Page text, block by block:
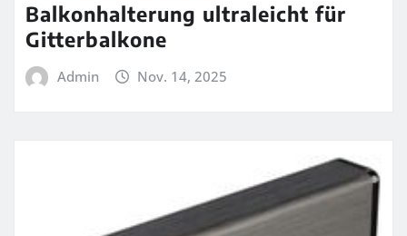
Balkonhalterung ultraleicht für
Gitterbalkone
Admin Nov. 14, 2025